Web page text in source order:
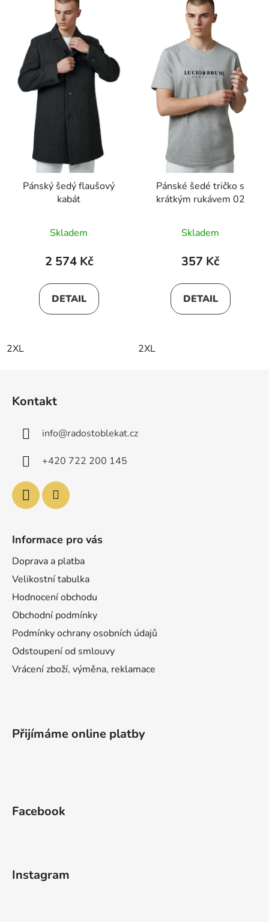
Pánský šedý flaušový
kabát
Skladem
2 574 Kč
DETAIL
2XL
Pánské šedé tričko s
krátkým rukávem 02
Skladem
357 Kč
DETAIL
2XL
Kontakt
info@radostoblekat.cz
+420 722 200 145
Informace pro vás
Doprava a platba
Velikostní tabulka
Hodnocení obchodu
Obchodní podmínky
Podmínky ochrany osobních údajů
Odstoupení od smlouvy
Vrácení zboží, výměna, reklamace
Přijímáme online platby
Facebook
Instagram